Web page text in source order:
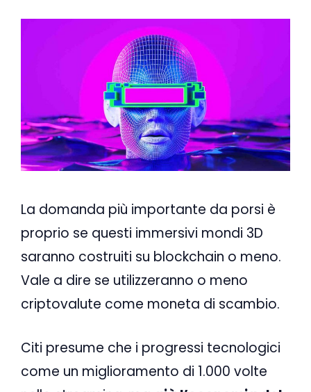
La domanda più importante da porsi è
proprio se questi immersivi mondi 3D
saranno costruiti su blockchain o meno.
Vale a dire se utilizzeranno o meno
criptovalute come moneta di scambio.
Citi presume che i progressi tecnologici
come un miglioramento di 1.000 volte